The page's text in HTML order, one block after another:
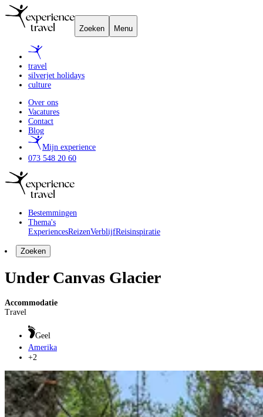
Zoeken Menu
travel
silverjet holidays
culture
Over ons
Vacatures
Contact
Blog
Mijn experience
073 548 20 60
Bestemmingen
Thema's
ExperiencesReizenVerblijfReisinspiratie
Zoeken
Under Canvas Glacier
Accommodatie
Travel
Geel
Amerika
+2